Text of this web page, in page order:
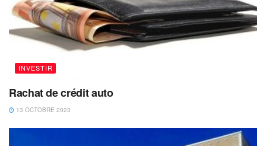
INVESTIR
Rachat de crédit auto
13 OCTOBRE 2023